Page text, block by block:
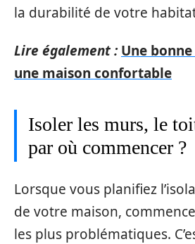
la durabilité de votre
Lire également : Une
une maison confortable
Isoler les murs, le
par où commencer ?
Lorsque vous planifiez
de votre maison,
les plus problématiques.